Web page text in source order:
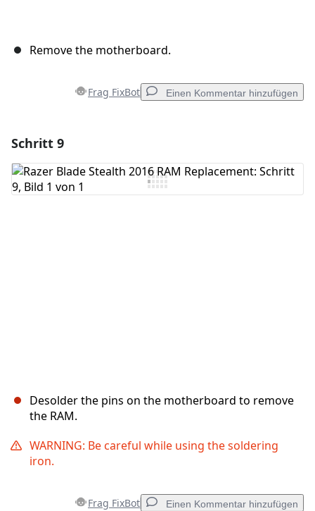
Remove the motherboard.
Frag FixBot Einen Kommentar hinzufügen
Kommentar hinzufügen
Schritt 9
Desolder the pins on the motherboard to remove
the RAM.
WARNING: Be careful while using the soldering
iron.
Frag FixBot Einen Kommentar hinzufügen